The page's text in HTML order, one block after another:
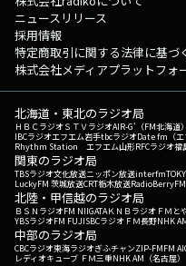
ニュースリリース
採用情報
特定商取引に関する法律に基づ
株式会社メディアプラットフォ
北海道・東北のラジオ局
ＨＢＣラジオＳＴＶラジオAIR-G'（FM北海道）
IBCラジオエフエム岩手tbcラジオDate fm（エ
Rhythm Station エフエム山形RFCラジオ福
関東のラジオ局
TBSラジオ文化放送ニッポン放送interfm
LuckyFM 茨城放送CRT栃木放送RadioBerry
北陸・甲信越のラジオ局
ＢＳＮラジオFM NIIGATAＫＮＢラジオ ＦＭと
YBSラジオFM FUJISBCラジオ ＦＭ長野NHK
中部のラジオ局
CBCラジオ東海ラジオぎふチャンZIP-FMFM
レディオキューブ ＦＭ三重NHK AM（名古屋）